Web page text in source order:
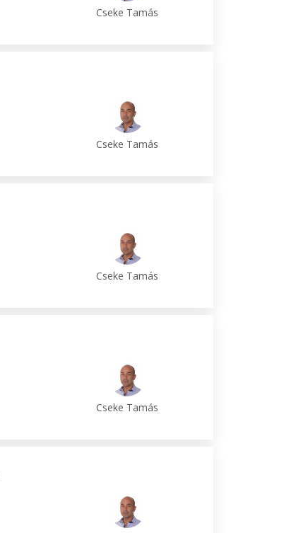
Cseke Tamás
Cseke Tamás
Cseke Tamás
Cseke Tamás